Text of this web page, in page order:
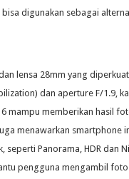
digunakan sebagai
lensa 28mm yang
dan aperture F/1.9,
mampu memberikan hasil
menawarkan smartphone
seperti Panorama, HDR dan
pengguna mengambil